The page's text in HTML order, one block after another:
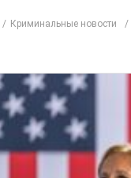
Криминальные новости